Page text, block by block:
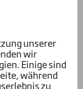
2024: Ein
jagt derzeit
Prix
unserer
wir
Einige sind
während
zu